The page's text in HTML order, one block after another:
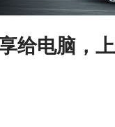
给电脑，